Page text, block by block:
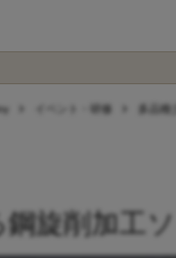
chevron_right イベント・研修 chevron_right 多品
旋削加工